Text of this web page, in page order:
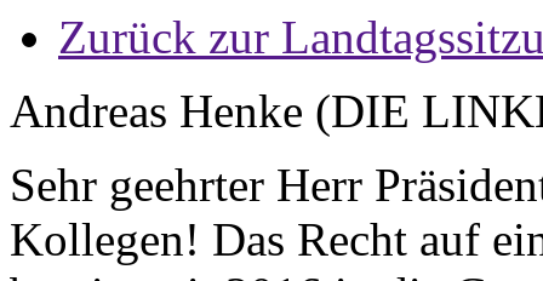
Zurück zur
Andreas Henke (DIE
Sehr geehrter Herr
Kollegen! Das Recht auf